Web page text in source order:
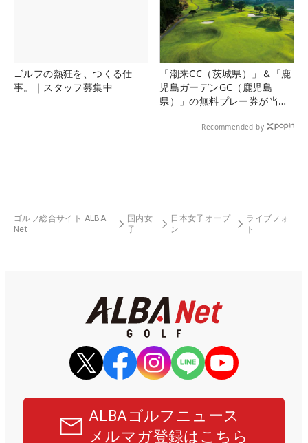
ゴルフの熱狂を、つくる仕
事。｜スタッフ募集中
「潮来CC（茨城県）」＆「鹿
児島ガーデンGC（鹿児島
県）」の無料プレー券が当た
Recommended by
ゴルフ総合サイト ALBA
Net
国内女
子
日本女子オープ
ン
ライブフォ
ト
ALBAゴルフニュース
メルマガ登録はこちら